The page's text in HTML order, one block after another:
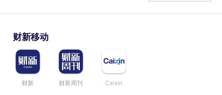
财新移动
财新 财新周刊 Caixin